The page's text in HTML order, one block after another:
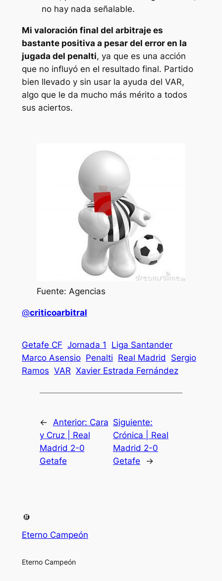
no hay nada señalable.
Mi valoración final del arbitraje es
bastante positiva a pesar del error en la
jugada del penalti, ya que es una acción
que no influyó en el resultado final. Partido
bien llevado y sin usar la ayuda del VAR,
algo que le da mucho más mérito a todos
sus aciertos.
Fuente: Agencias
@criticoarbitral
Getafe CF Jornada 1
Liga Santander
Marco Asensio Penalti Real Madrid
Sergio
Ramos VAR Xavier Estrada Fernández
← Anterior: Cara
y Cruz | Real
Madrid 2-0
Getafe
Siguiente:
Crónica | Real
Madrid 2-0
Getafe
→
Eterno Campeón
Eterno Campeón